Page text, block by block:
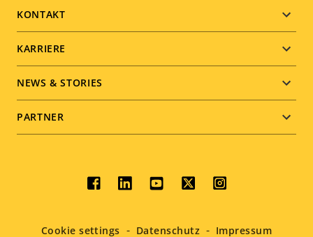
menu
KONTAKT
KARRIERE
NEWS & STORIES
PARTNER
Social
menu
Cookie settings Datenschutz Impressum